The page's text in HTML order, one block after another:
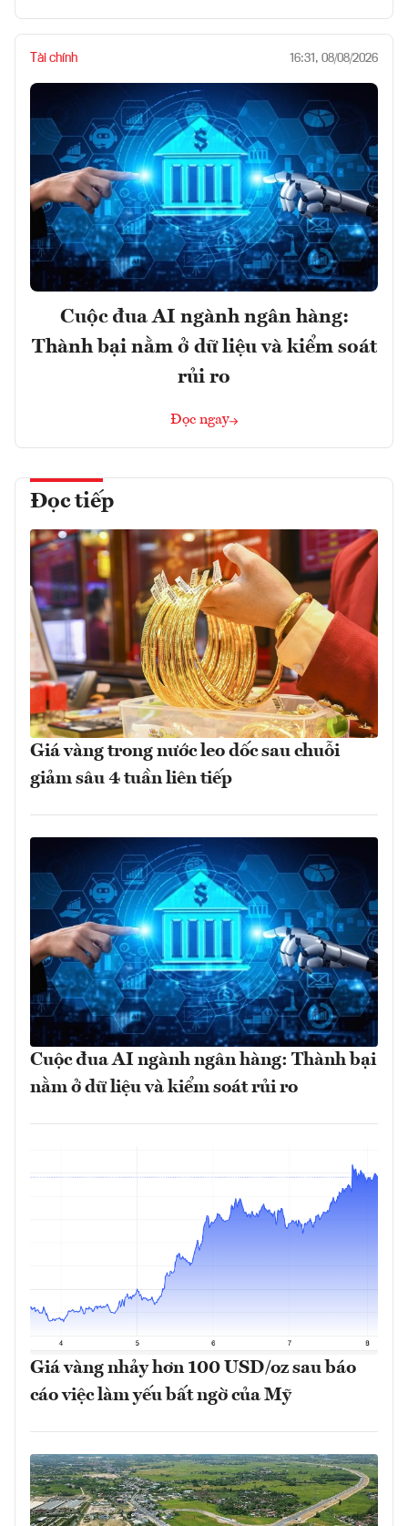
Tài chính 16:31, 08/08/2026
Cuộc đua AI ngành ngân hàng:
Thành bại nằm ở dữ liệu và kiểm soát
rủi ro
Đọc ngay
Đọc tiếp
Giá vàng trong nước leo dốc sau chuỗi
giảm sâu 4 tuần liên tiếp
Cuộc đua AI ngành ngân hàng: Thành bại
nằm ở dữ liệu và kiểm soát rủi ro
Giá vàng nhảy hơn 100 USD/oz sau báo
cáo việc làm yếu bất ngờ của Mỹ